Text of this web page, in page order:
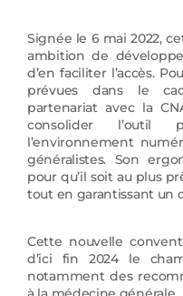
Signée le 6 mai 2022,
ambition de
d’en faciliter l’accès.
prévues dans le
partenariat avec la
consolider
l’environnement
généralistes. Son
pour qu’il soit au plus
tout en garantissant un
Cette nouvelle
d’ici fin 2024 le
notamment des